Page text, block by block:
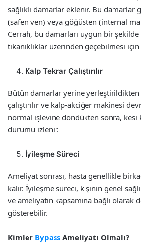
sağlıklı damarlar eklenir. Bu damarlar
(safen ven) veya göğüsten (internal
Cerrah, bu damarları uygun bir
tıkanıklıklar üzerinden geçebilmesi
Kalp Tekrar Çalıştırılır
Bütün damarlar yerine
çalıştırılır ve kalp-akciğer makinesi
normal işlevine döndükten sonra, kesi
durumu izlenir.
İyileşme Süreci
Ameliyat sonrası, hasta genellikle
kalır. İyileşme süreci, kişinin genel
ve ameliyatın kapsamına bağlı olarak
gösterebilir.
Kimler Bypass Ameliyatı Olmalı?